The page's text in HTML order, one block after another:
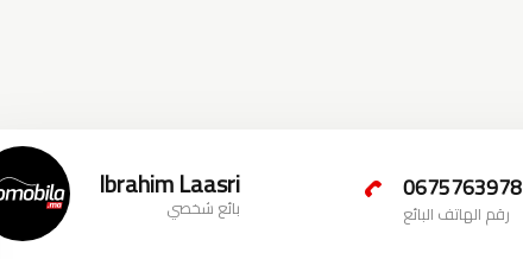
Ibrahim Laasri
بائع شخصي
0675763978
رقم الهاتف البائع